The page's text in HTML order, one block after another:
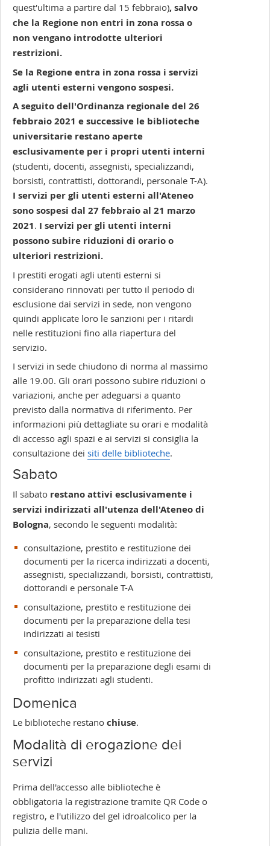
quest'ultima a partire dal 15 febbraio),salvo
che la Regione non entri in zona rossa o
non vengano introdotte ulteriori
restrizioni.
Se la Regione entra in zona rossa i servizi
agli utenti esterni vengono sospesi.
A seguito dell'Ordinanza regionale del 26
febbraio 2021 e successive le biblioteche
universitarie restano aperte
esclusivamente per i propri utenti interni
(studenti, docenti, assegnisti, specializzandi,
borsisti, contrattisti, dottorandi, personale T-A).
I servizi per gli utenti esterni all'Ateneo
sono sospesi dal 27 febbraio al 21 marzo
2021. I servizi per gli utenti interni
possono subire riduzioni di orario o
ulteriori restrizioni.
I prestiti erogati agli utenti esterni si
considerano rinnovati per tutto il periodo di
esclusione dai servizi in sede, non vengono
quindi applicate loro le sanzioni per i ritardi
nelle restituzioni fino alla riapertura del
servizio.
I servizi in sede chiudono di norma al massimo
alle 19.00. Gli orari possono subire riduzioni o
variazioni, anche per adeguarsi a quanto
previsto dalla normativa di riferimento. Per
informazioni più dettagliate su orari e modalità
di accesso agli spazi e ai servizi si consiglia la
consultazione dei siti delle biblioteche.
Sabato
Il sabato restano attivi esclusivamente i
servizi indirizzati all'utenza dell'Ateneo di
Bologna, secondo le seguenti modalità:
consultazione, prestito e restituzione dei
documenti per la ricerca indirizzati a docenti,
assegnisti, specializzandi, borsisti, contrattisti,
dottorandi e personale T-A
consultazione, prestito e restituzione dei
documenti per la preparazione della tesi
indirizzati ai tesisti
consultazione, prestito e restituzione dei
documenti per la preparazione degli esami di
profitto indirizzati agli studenti.
Domenica
Le biblioteche restano chiuse.
Modalità di erogazione dei
servizi
Prima dell'accesso alle biblioteche è
obbligatoria la registrazione tramite QR Code o
registro, e l'utilizzo del gel idroalcolico per la
pulizia delle mani.